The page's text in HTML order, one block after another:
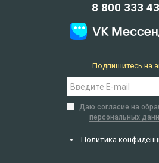
8 800 333
Политика
Подпишитесь на
Даю согласие на
персональных